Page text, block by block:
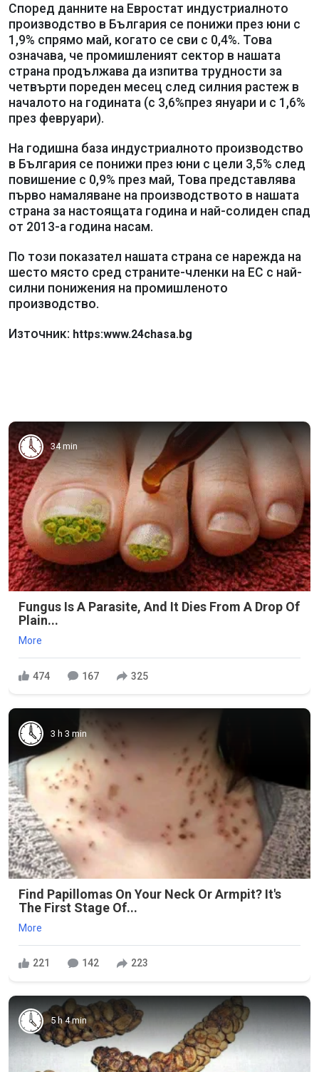
Според данните на Евростат индустриалното
производство в България се понижи през юни с
1,9% спрямо май, когато се сви с 0,4%. Това
означава, че промишленият сектор в нашата
страна продължава да изпитва трудности за
четвърти пореден месец след силния растеж в
началото на годината (с 3,6%през януари и с 1,6%
през февруари).
На годишна база индустриалното производство
в България се понижи през юни с цели 3,5% след
повишение с 0,9% през май, Това представлява
първо намаляване на производството в нашата
страна за настоящата година и най-солиден спад
от 2013-а година насам.
По този показател нашата страна се нарежда на
шесто място сред страните-членки на ЕС с най-
силни понижения на промишленото
производство.
Източник: https:www.24chasa.bg
34 min
Fungus Is A Parasite, And It Dies From A Drop Of
Plain...
More
474 167 325
3 h 3 min
Find Papillomas On Your Neck Or Armpit? It's
The First Stage Of...
More
221 142 223
5 h 4 min